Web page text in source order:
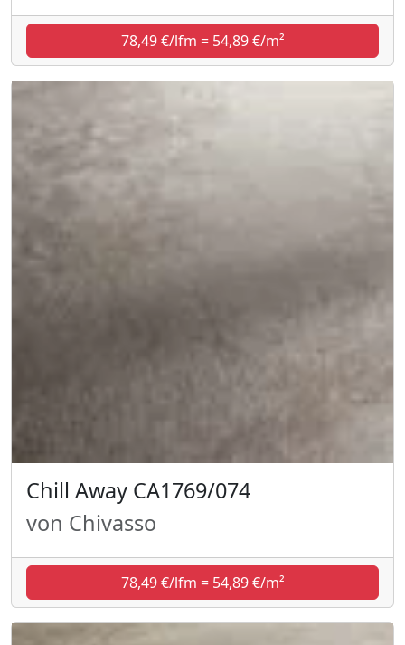
78,49 €/lfm = 54,89 €/m²
Chill Away CA1769/074
von Chivasso
78,49 €/lfm = 54,89 €/m²